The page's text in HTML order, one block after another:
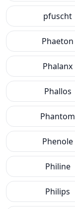
pfuscht
Phaeton
Phalanx
Phallos
Phantom
Phenole
Philine
Philips